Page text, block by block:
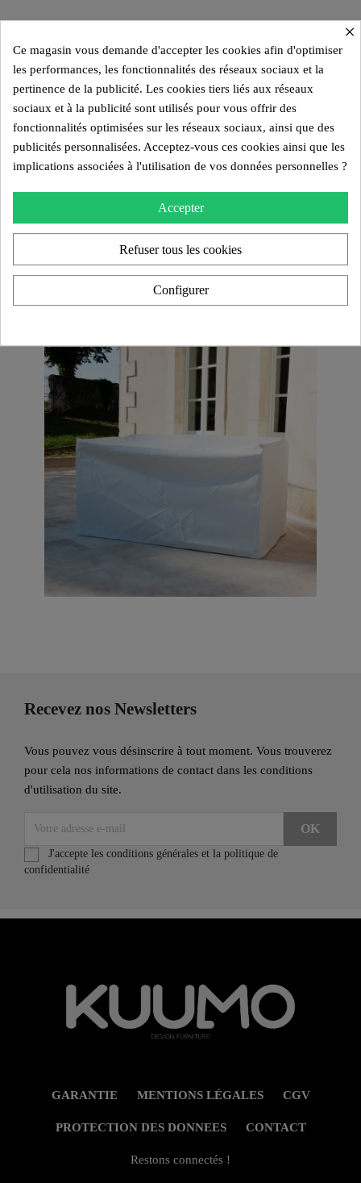
Recevez nos Newsletters
Vous pouvez vous désinscrire à tout moment. Vous trouverez
pour cela nos informations de contact dans les conditions
d'utilisation du site.
J'accepte les conditions générales et la politique de
confidentialité
GARANTIE MENTIONS LÉGALES CGV
PROTECTION DES DONNEES CONTACT
Restons connectés !
×
Ce magasin vous demande d'accepter les cookies afin d'optimiser
les performances, les fonctionnalités des réseaux sociaux et la
pertinence de la publicité. Les cookies tiers liés aux réseaux
sociaux et à la publicité sont utilisés pour vous offrir des
fonctionnalités optimisées sur les réseaux sociaux, ainsi que des
publicités personnalisées. Acceptez-vous ces cookies ainsi que les
implications associées à l'utilisation de vos données personnelles ?
Accepter
Refuser tous les cookies
Configurer